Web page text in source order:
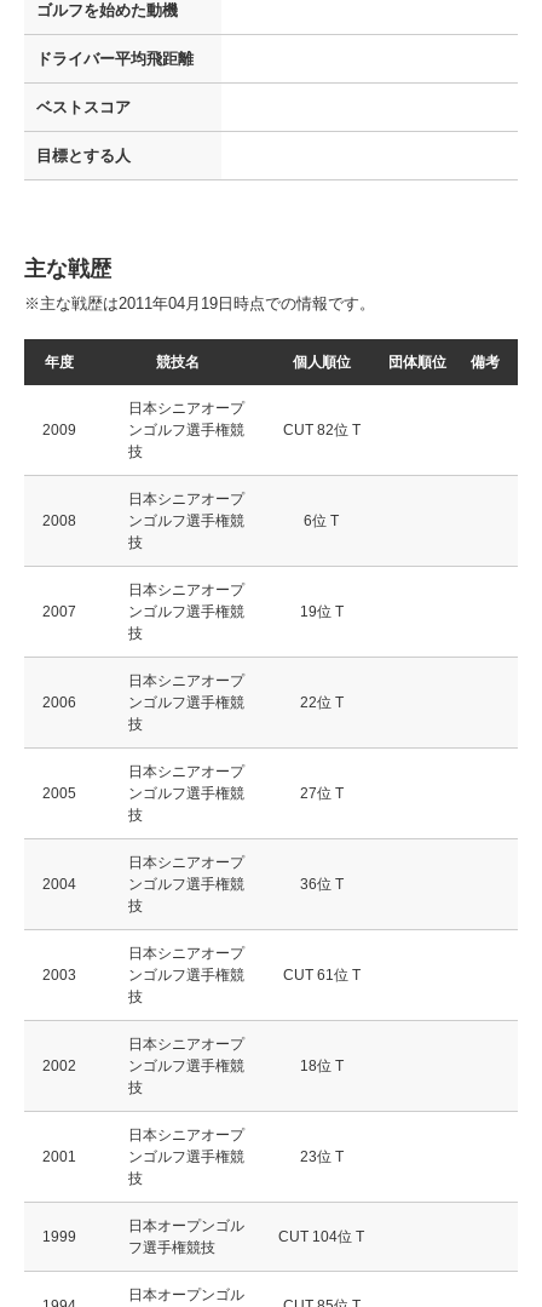
ゴルフを始めた動機
ドライバー平均飛距離
ベストスコア
目標とする人
主な戦歴
※主な戦歴は2011年04月19日時点での情報です。
年度 競技名 個人順位 団体順位 備考
2009
日本シニアオープ
ンゴルフ選手権競
技
CUT 82位 T
2008
日本シニアオープ
ンゴルフ選手権競
技
6位 T
2007
日本シニアオープ
ンゴルフ選手権競
技
19位 T
2006
日本シニアオープ
ンゴルフ選手権競
技
22位 T
2005
日本シニアオープ
ンゴルフ選手権競
技
27位 T
2004
日本シニアオープ
ンゴルフ選手権競
技
36位 T
2003
日本シニアオープ
ンゴルフ選手権競
技
CUT 61位 T
2002
日本シニアオープ
ンゴルフ選手権競
技
18位 T
2001
日本シニアオープ
ンゴルフ選手権競
技
23位 T
1999
日本オープンゴル
フ選手権競技
CUT 104位 T
日本オープンゴル